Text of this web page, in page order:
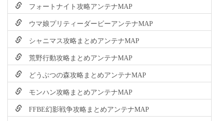
フォートナイト攻略アンテナMAP
ウマ娘プリティーダービーアンテナMAP
シャニマス攻略まとめアンテナMAP
荒野行動攻略まとめアンテナMAP
どうぶつの森攻略まとめアンテナMAP
モンハン攻略まとめアンテナMAP
FFBE幻影戦争攻略まとめアンテナMAP